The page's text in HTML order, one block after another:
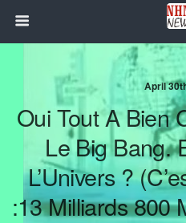
April
Oui Tout A Bien
Le Big Bang.
L’Univers ?
:13 Milliards 800